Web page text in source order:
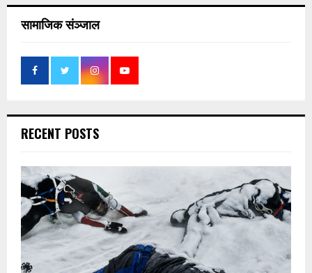
सामाजिक संञ्जाल
RECENT POSTS